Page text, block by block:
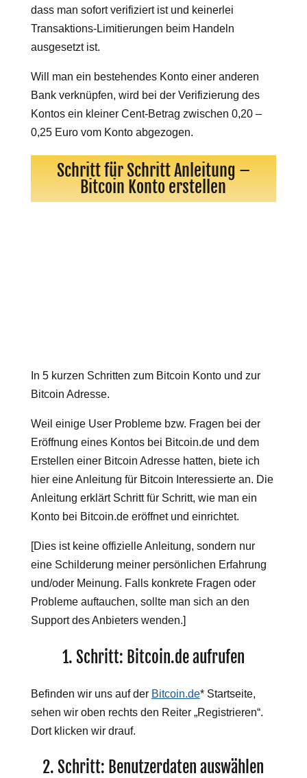
dass man sofort verifiziert ist und keinerlei
Transaktions-Limitierungen beim Handeln
ausgesetzt ist.
Will man ein bestehendes Konto einer anderen
Bank verknüpfen, wird bei der Verifizierung des
Kontos ein kleiner Cent-Betrag zwischen 0,20 –
0,25 Euro vom Konto abgezogen.
Schritt für Schritt Anleitung –
Bitcoin Konto erstellen
In 5 kurzen Schritten zum Bitcoin Konto und zur
Bitcoin Adresse.
Weil einige User Probleme bzw. Fragen bei der
Eröffnung eines Kontos bei Bitcoin.de und dem
Erstellen einer Bitcoin Adresse hatten, biete ich
hier eine Anleitung für Bitcoin Interessierte an. Die
Anleitung erklärt Schritt für Schritt, wie man ein
Konto bei Bitcoin.de eröffnet und einrichtet.
[Dies ist keine offizielle Anleitung, sondern nur
eine Schilderung meiner persönlichen Erfahrung
und/oder Meinung. Falls konkrete Fragen oder
Probleme auftauchen, sollte man sich an den
Support des Anbieters wenden.]
1. Schritt: Bitcoin.de aufrufen
Befinden wir uns auf der Bitcoin.de* Startseite,
sehen wir oben rechts den Reiter „Registrieren“.
Dort klicken wir drauf.
2. Schritt: Benutzerdaten auswählen